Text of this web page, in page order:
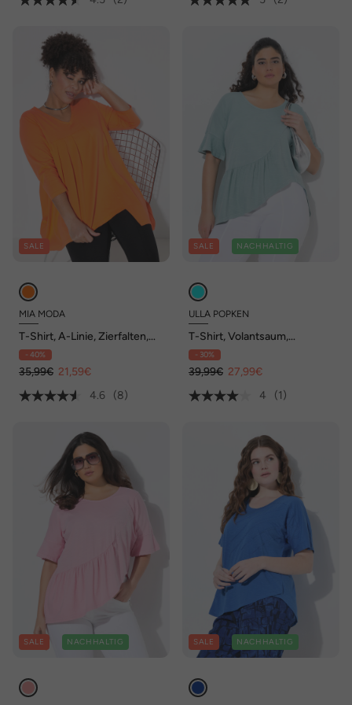
SALE
MIA MODA
T-Shirt, A-Linie, Zierfalten,
asymmetrischer Saum
- 40%
35,99€ 21,59€
4.6
(8)
SALE NACHHALTIG
ULLA POPKEN
T-Shirt, Volantsaum,
Oversized, V-Ausschnitt,
Halbarm
- 30%
39,99€ 27,99€
4
(1)
SALE NACHHALTIG SALE NACHHALTIG